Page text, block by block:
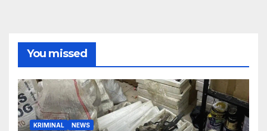
You missed
KRIMINAL NEWS